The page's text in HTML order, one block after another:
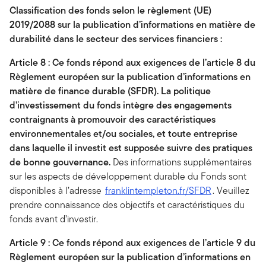
Classification des fonds selon le règlement (UE)
2019/2088 sur la publication d’informations en matière de
durabilité dans le secteur des services financiers :
Article 8 : Ce fonds répond aux exigences de l’article 8du
Règlement européen sur la publication d’informations en
matière de finance durable (SFDR). La politique
d’investissement du fonds intègre des engagements
contraignants à promouvoir des caractéristiques
environnementales et/ou sociales, et toute entreprise
dans laquelle il investit est supposée suivre des pratiques
de bonne gouvernance. Des informations supplémentaires
sur les aspects de développement durable du Fonds sont
disponibles à l’adresse franklintempleton.fr/SFDR. Veuillez
prendre connaissance des objectifs et caractéristiques du
fonds avant d’investir.
Article 9 : Ce fonds répond aux exigences de l’article 9du
Règlement européen sur la publication d’informations en